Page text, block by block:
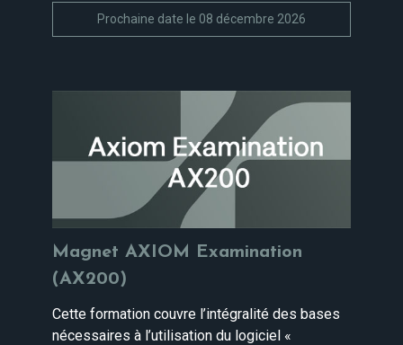
Prochaine date le 08 décembre 2026
Magnet AXIOM Examination
(AX200)
Cette formation couvre l’intégralité des bases
nécessaires à l’utilisation du logiciel «